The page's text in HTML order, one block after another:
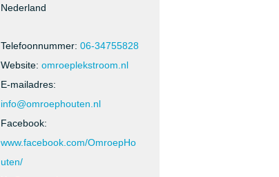
Nederland
Telefoonnummer: 06-34755828
Website: omroeplekstroom.nl
E-mailadres:
info@omroephouten.nl
Facebook:
www.facebook.com/OmroepHo
uten/